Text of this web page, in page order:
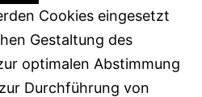
Cookies eingesetzt
Gestaltung des
optimalen Abstimmung
Durchführung von